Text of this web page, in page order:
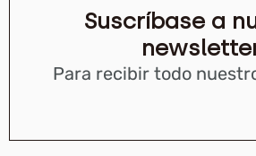
Suscríbase a
Para recibir todo